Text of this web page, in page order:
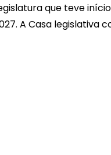
que teve
A Casa legislativa